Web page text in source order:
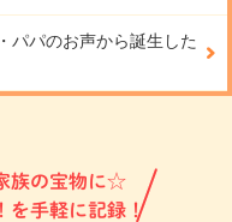
パパのお声から誕生した
族の宝物に☆
を手軽に記録！